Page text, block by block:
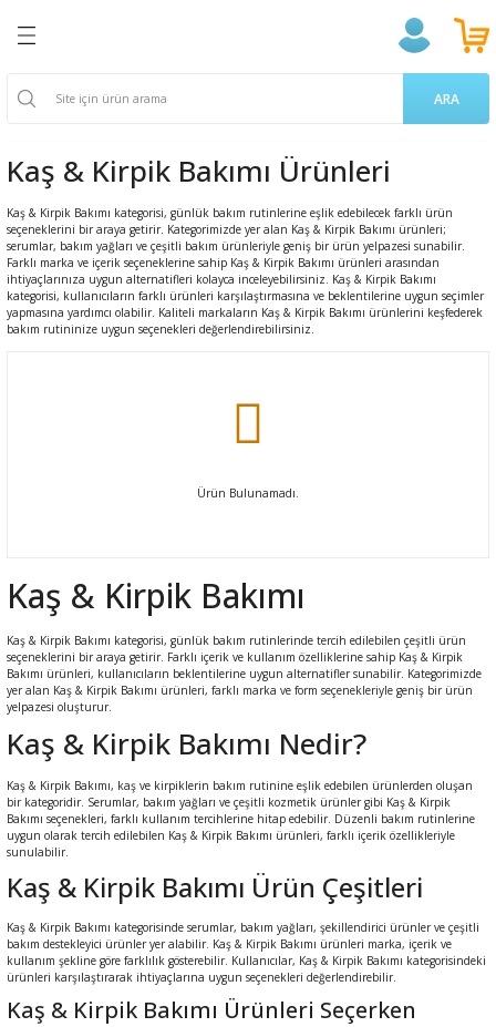
Ürünleri
Bakım Setleri
Gereçleri
Anne Bebek
Takviyeleri
& Propolis
Ürünleri
Ve Temizlik
Ürünleri
Ürün ve Gereçleri
ARA
Kaş & Kirpik Bakımı Ürünleri
Kaş & Kirpik Bakımı kategorisi, günlük bakım rutinlerine eşlik edebilecek farklı ürün
seçeneklerini bir araya getirir. Kategorimizde yer alan Kaş & Kirpik Bakımı ürünleri;
serumlar, bakım yağları ve çeşitli bakım ürünleriyle geniş bir ürün yelpazesi sunabilir.
Farklı marka ve içerik seçeneklerine sahip Kaş & Kirpik Bakımı ürünleri arasından
ihtiyaçlarınıza uygun alternatifleri kolayca inceleyebilirsiniz. Kaş & Kirpik Bakımı
kategorisi, kullanıcıların farklı ürünleri karşılaştırmasına ve beklentilerine uygun seçimler
yapmasına yardımcı olabilir. Kaliteli markaların Kaş & Kirpik Bakımı ürünlerini keşfederek
bakım rutininize uygun seçenekleri değerlendirebilirsiniz.
Ürün Bulunamadı.
Kaş & Kirpik Bakımı
Kaş & Kirpik Bakımı kategorisi, günlük bakım rutinlerinde tercih edilebilen çeşitli ürün
seçeneklerini bir araya getirir. Farklı içerik ve kullanım özelliklerine sahip Kaş & Kirpik
Bakımı ürünleri, kullanıcıların beklentilerine uygun alternatifler sunabilir. Kategorimizde
yer alan Kaş & Kirpik Bakımı ürünleri, farklı marka ve form seçenekleriyle geniş bir ürün
yelpazesi oluşturur.
Kaş & Kirpik Bakımı Nedir?
Kaş & Kirpik Bakımı, kaş ve kirpiklerin bakım rutinine eşlik edebilen ürünlerden oluşan
bir kategoridir. Serumlar, bakım yağları ve çeşitli kozmetik ürünler gibi Kaş & Kirpik
Bakımı seçenekleri, farklı kullanım tercihlerine hitap edebilir. Düzenli bakım rutinlerine
uygun olarak tercih edilebilen Kaş & Kirpik Bakımı ürünleri, farklı içerik özellikleriyle
sunulabilir.
Kaş & Kirpik Bakımı Ürün Çeşitleri
Kaş & Kirpik Bakımı kategorisinde serumlar, bakım yağları, şekillendirici ürünler ve çeşitli
bakım destekleyici ürünler yer alabilir. Kaş & Kirpik Bakımı ürünleri marka, içerik ve
kullanım şekline göre farklılık gösterebilir. Kullanıcılar, Kaş & Kirpik Bakımı kategorisindeki
ürünleri karşılaştırarak ihtiyaçlarına uygun seçenekleri değerlendirebilir.
Kaş & Kirpik Bakımı Ürünleri Seçerken